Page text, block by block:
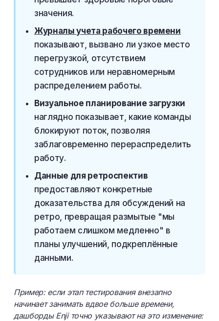
значения.
Журналы учета рабочего времени
показывают, вызвано ли узкое место
перегрузкой, отсутствием
сотрудников или неравномерным
распределением работы.
Визуальное планирование загрузки
наглядно показывает, какие команды
блокируют поток, позволяя
заблаговременно перераспределить
работу.
Данные для ретроспектив
предоставляют конкретные
доказательства для обсуждений на
ретро, превращая размытые "мы
работаем слишком медленно" в
планы улучшений, подкреплённые
данными.
Пример: если этап тестирования внезапно
начинает занимать вдвое больше времени,
дашборды Enji точно указывают на это изменение: